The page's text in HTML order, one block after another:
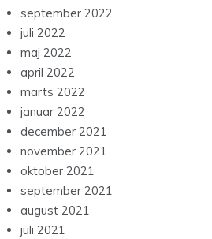
september 2022
juli 2022
maj 2022
april 2022
marts 2022
januar 2022
december 2021
november 2021
oktober 2021
september 2021
august 2021
juli 2021